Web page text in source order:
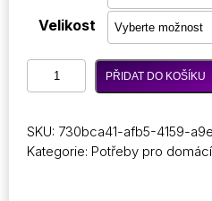
až
5,75 €
Velikost
Nejprodávanější
4ks/set
spálit
tlapky
PŘIDAT DO KOŠÍKU
SKU: 730bca41-afb5-4159-
Kategorie: Potřeby pro